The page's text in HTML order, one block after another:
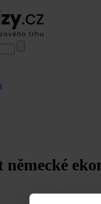
německé